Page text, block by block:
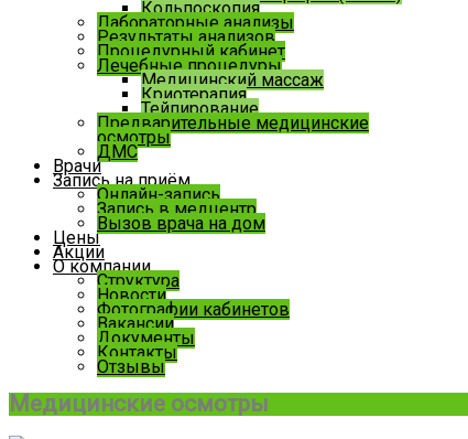
Кольпоскопия
Лабораторные анализы
Результаты анализов
Процедурный кабинет
Лечебные процедуры
Медицинский массаж
Криотерапия
Тейпирование
Предварительные медицинские
осмотры
ДМС
Врачи
Запись на приём
Онлайн-запись
Запись в медцентр
Вызов врача на дом
Цены
Акции
О компании
Структура
Новости
Фотографии кабинетов
Вакансии
Документы
Контакты
Отзывы
Медицинские осмотры